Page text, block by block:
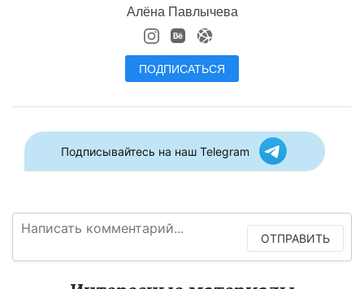
Алёна Павлычева
ПОДПИСАТЬСЯ
Подписывайтесь на наш Telegram
ОТПРАВИТЬ